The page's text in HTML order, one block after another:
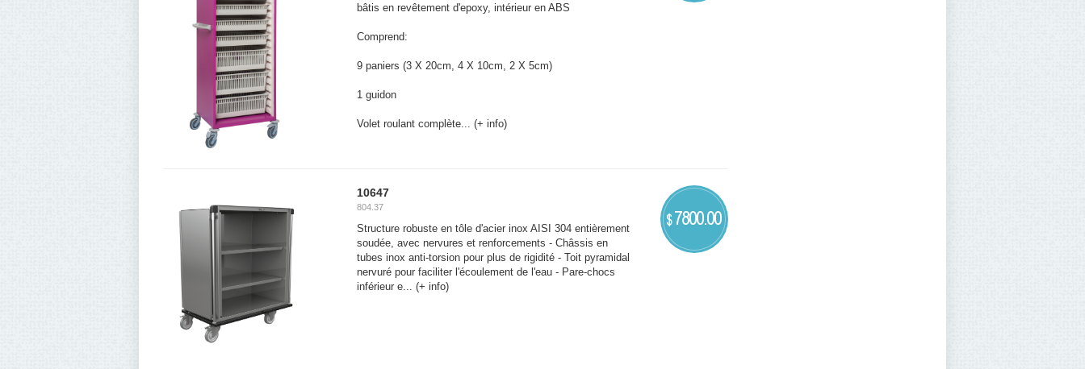
bâtis en revêtement d'epoxy, intérieur en ABS
Comprend:
9 paniers (3 X 20cm, 4 X 10cm, 2 X 5cm)
1 guidon
Volet roulant complète... (+ info)
10647
804.37
$7800.00
Structure robuste en tôle d'acier inox AISI 304 entièrement
soudée, avec nervures et renforcements - Châssis en
tubes inox anti-torsion pour plus de rigidité - Toit pyramidal
nervuré pour faciliter l'écoulement de l'eau - Pare-chocs
inférieur e... (+ info)